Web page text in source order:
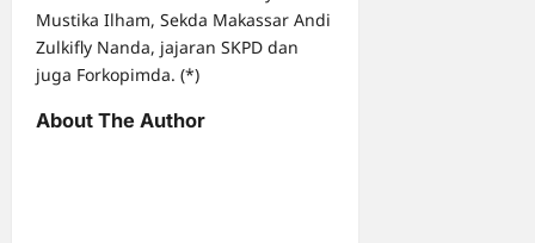
Mustika Ilham, Sekda Makassar Andi
Zulkifly Nanda, jajaran SKPD dan
juga Forkopimda. (*)
About The Author